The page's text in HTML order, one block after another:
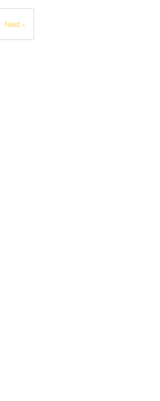
Next »